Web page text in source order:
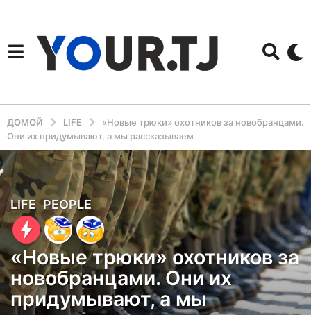
ДОМОЙ LIFE
«Новые трюки» охотников за новобранцами.
Они их придумывают, а мы рассказываем
5
л
е
т
н
а
LIFE ,PEOPLE
«Новые трюки» охотников за
новобранцами. Они их
придумывают, а мы